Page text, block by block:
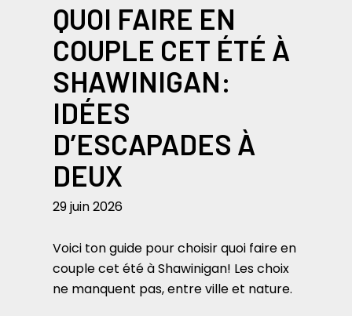
QUOI FAIRE EN
COUPLE CET ÉTÉ À
SHAWINIGAN:
IDÉES
D’ESCAPADES À
DEUX
29 juin 2026
Voici ton guide pour choisir quoi faire en
couple cet été à Shawinigan! Les choix
ne manquent pas, entre ville et nature.